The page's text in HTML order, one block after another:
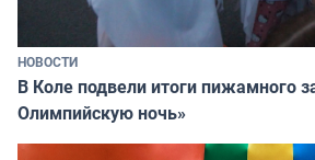
НОВОСТИ
В Коле подвели итоги пижамного
Олимпийскую ночь»